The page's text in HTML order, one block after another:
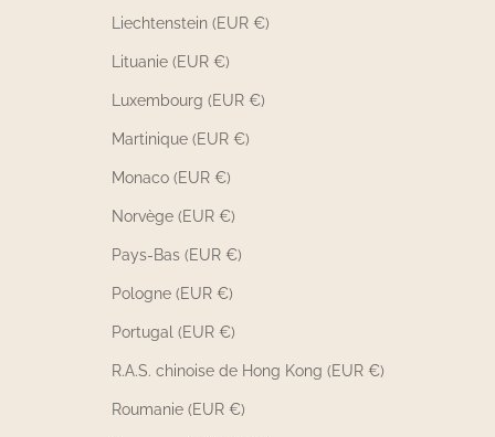
Liechtenstein (EUR €)
Lituanie (EUR €)
Luxembourg (EUR €)
Martinique (EUR €)
Monaco (EUR €)
Norvège (EUR €)
Pays-Bas (EUR €)
Pologne (EUR €)
Portugal (EUR €)
R.A.S. chinoise de Hong Kong (EUR €)
Roumanie (EUR €)